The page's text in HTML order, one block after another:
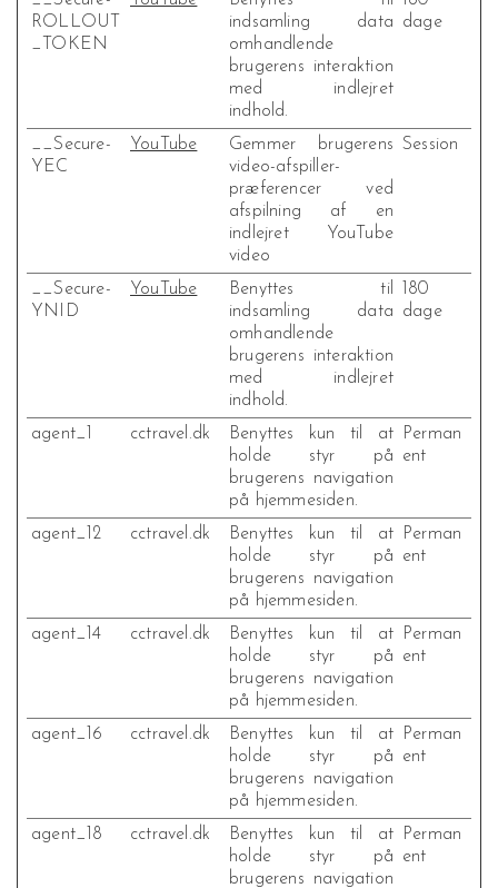
ROLLOUT
_TOKEN
indsamling data
omhandlende
brugerens interaktion
med indlejret
indhold.
dage
__Secure-
YEC
YouTube
Gemmer brugerens
video-afspiller-
præferencer ved
afspilning af en
indlejret YouTube
video
Session
__Secure-
YNID
YouTube
Benyttes til
indsamling data
omhandlende
brugerens interaktion
med indlejret
indhold.
180
dage
agent_1 cctravel.dk
Benyttes kun til at
holde styr på
brugerens navigation
på hjemmesiden.
Perman
ent
agent_12 cctravel.dk
Benyttes kun til at
holde styr på
brugerens navigation
på hjemmesiden.
Perman
ent
agent_14 cctravel.dk
Benyttes kun til at
holde styr på
brugerens navigation
på hjemmesiden.
Perman
ent
agent_16 cctravel.dk
Benyttes kun til at
holde styr på
brugerens navigation
på hjemmesiden.
Perman
ent
agent_18 cctravel.dk
Benyttes kun til at
holde styr på
brugerens navigation
Perman
ent